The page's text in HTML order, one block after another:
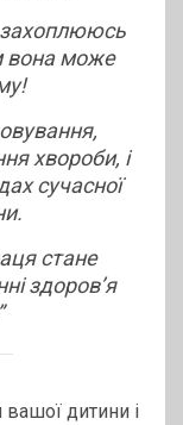
вона може
хвороби, і
сучасної
стане
здоров’я
дитини і